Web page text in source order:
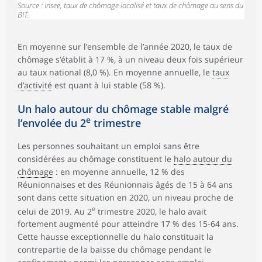
Source : Insee, taux de chômage localisé et taux de chômage au sens du
BIT.
En moyenne sur l’ensemble de l’année 2020, le taux de
chômage s’établit à 17 %, à un niveau deux fois supérieur
au taux national (8,0 %). En moyenne annuelle, le taux
d’activité est quant à lui stable (58 %).
Un halo autour du chômage stable malgré
l’envolée du 2e trimestre
Les personnes souhaitant un emploi sans être
considérées au chômage constituent le halo autour du
chômage : en moyenne annuelle, 12 % des
Réunionnaises et des Réunionnais âgés de 15 à 64 ans
sont dans cette situation en 2020, un niveau proche de
celui de 2019. Au 2e trimestre 2020, le halo avait
fortement augmenté pour atteindre 17 % des 15-64 ans.
Cette hausse exceptionnelle du halo constituait la
contrepartie de la baisse du chômage pendant le